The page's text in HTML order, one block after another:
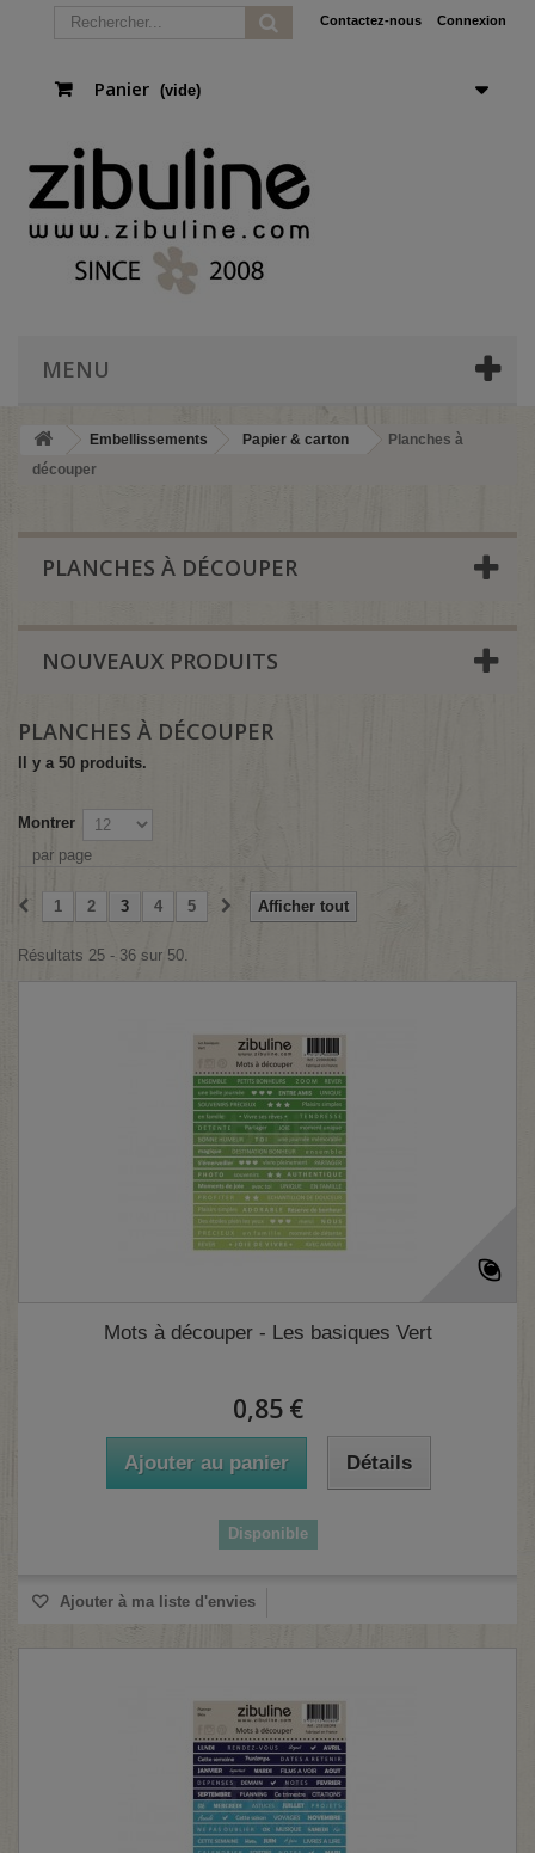
Connexion
Contactez-nous
Panier (vide)
MENU
Embellissements Papier & carton
Planches à
découper
PLANCHES À DÉCOUPER
NOUVEAUX PRODUITS
PLANCHES À DÉCOUPER
Il y a 50 produits.
Montrer
par page
Afficher tout
1 2 3 4 5
Résultats 25 - 36 sur 50.
Mots à découper - Les basiques Vert
0,85 €
Ajouter au panier Détails
Disponible
Ajouter à ma liste d'envies